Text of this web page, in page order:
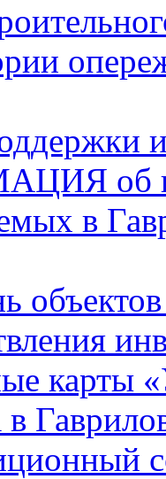
об
в
карты
в